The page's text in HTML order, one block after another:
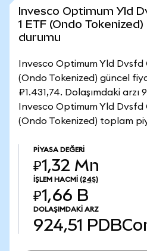
Invesco Optimum Yld
1 ETF (Ondo
durumu
Invesco Optimum Yld Dvsfd
(Ondo Tokenized) güncel
₽1.431,74. Dolaşımdaki arzı
Invesco Optimum Yld Dvsfd
(Ondo Tokenized) toplam
PIYASA DEĞERI
₽1,32 Mn
İŞLEM HACMI (24S)
₽1,66 B
DOLAŞIMDAKI ARZ
924,51